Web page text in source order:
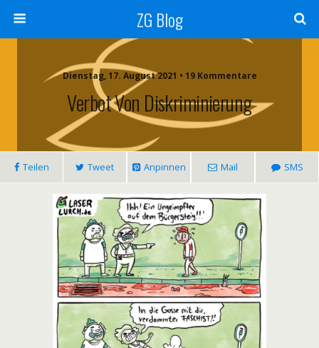
ZG Blog
Dienstag, 17. August 2021 • 19 Kommentare
Verbot Von Diskriminierung
Teilen Tweet Anpinnen Mail SMS